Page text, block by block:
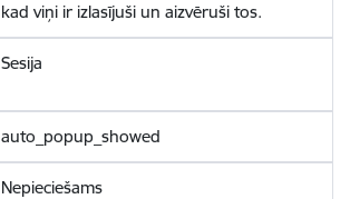
kad viņi ir izlasījuši un aizvēruši tos.
Sesija
auto_popup_showed
Nepieciešams